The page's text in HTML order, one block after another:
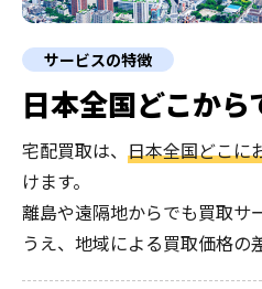
サービスの特徴
日本全国どこから
宅配買取は、 日本全国どこに
けます。
離島や遠隔地からでも買取サ
うえ、地域による買取価格の